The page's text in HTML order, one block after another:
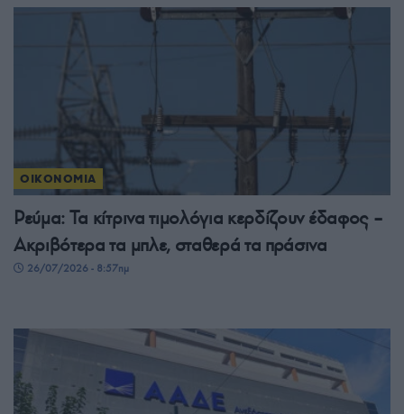
ΟΙΚΟΝΟΜΙΑ
Ρεύμα: Τα κίτρινα τιμολόγια κερδίζουν έδαφος –
Ακριβότερα τα μπλε, σταθερά τα πράσινα
26/07/2026 - 8:57πμ